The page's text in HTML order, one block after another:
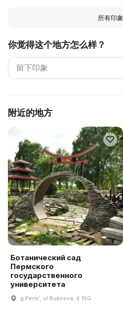
所有印象
你觉得这个地方怎么样？
附近的地方
Ботанический сад
Пермского
государственного
университета
g Permʹ, ul Bukireva, d 15G